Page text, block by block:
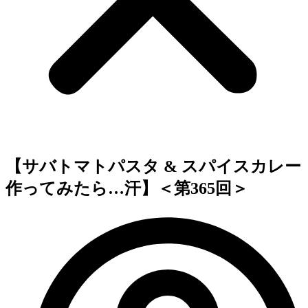
【サバトマトパスタ & スパイスカレー
作ってみたら…汗】＜第365回＞